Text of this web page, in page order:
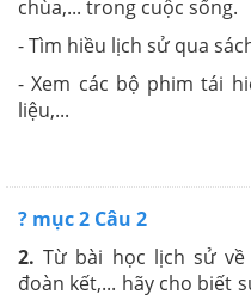
chùa,... trong cuộc sống.
- Tìm hiều lịch sử qua
- Xem các bộ phim tái
liệu,...
? mục 2 Câu 2
2.Từ bài học lịch sử
đoàn kết,... hãy cho biết